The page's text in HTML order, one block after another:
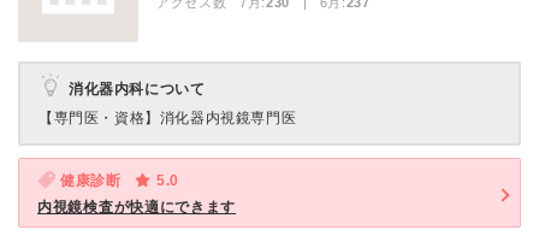
消化器内科について
【専門医・資格】 消化器内視鏡専門医
健康診断
5.0
内視鏡検査が快適にできます